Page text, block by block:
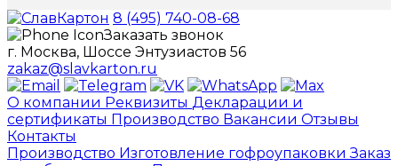
8 (495) 740-08-68
Заказать звонок
г. Москва, Шоссе Энтузиастов 56
zakaz@slavkarton.ru
О компании Реквизиты Декларации и
сертификаты Производство Вакансии Отзывы
Контакты
Производство Изготовление гофроупаковкиЗаказ